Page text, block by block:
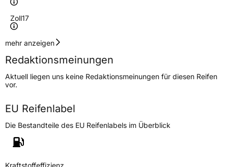
Zoll17
Geschwindigkeitsindex
Höchstgeschwindigkeit
270 km/h
Lastindex103
Höchstlast875 kg
Generelle Merkmale
Fahrzeugtyp
VerwendungGanzjahresreifen
mehr anzeigen
Redaktionsmeinungen
Aktuell liegen uns keine Redaktionsmeinungen für diesen Reifen
vor.
EU Reifenlabel
Die Bestandteile des EU Reifenlabels im Überblick
Kraftstoffeffizienz